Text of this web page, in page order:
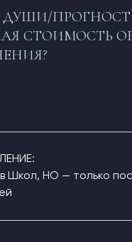
ДУШИ/
СТОИМОСТЬ
Школ, НО — только